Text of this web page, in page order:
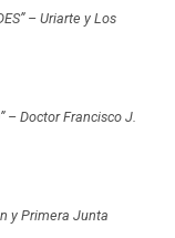
– Uriarte y Los
– Doctor Francisco J.
y Primera Junta